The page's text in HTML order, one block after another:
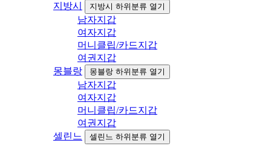
지방시
지방시 하위분류 열기
남자지갑
여자지갑
머니클립/카드지갑
여권지갑
몽블랑
몽블랑 하위분류 열기
남자지갑
여자지갑
머니클립/카드지갑
여권지갑
셀린느
셀린느 하위분류 열기